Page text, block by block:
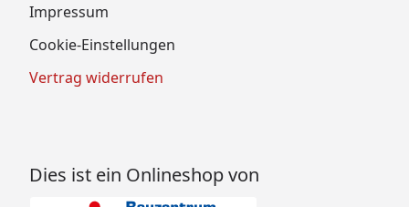
Impressum
Cookie-Einstellungen
Vertrag widerrufen
Dies ist ein Onlineshop von